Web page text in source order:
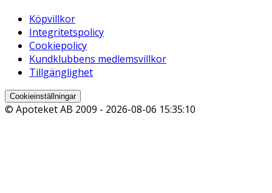
Köpvillkor
Integritetspolicy
Cookiepolicy
Kundklubbens medlemsvillkor
Tillgänglighet
Cookieinställningar
© Apoteket AB 2009 - 2026-08-06 15:35:10